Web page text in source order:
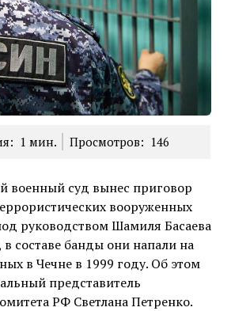
1 мин. Просмотров: 146
суд вынес приговор
вооруженных
руководством Шамиля Басаева
составе банды они напали на
в Чечне в 1999 году. Об этом
представитель
РФ Светлана Петренко.